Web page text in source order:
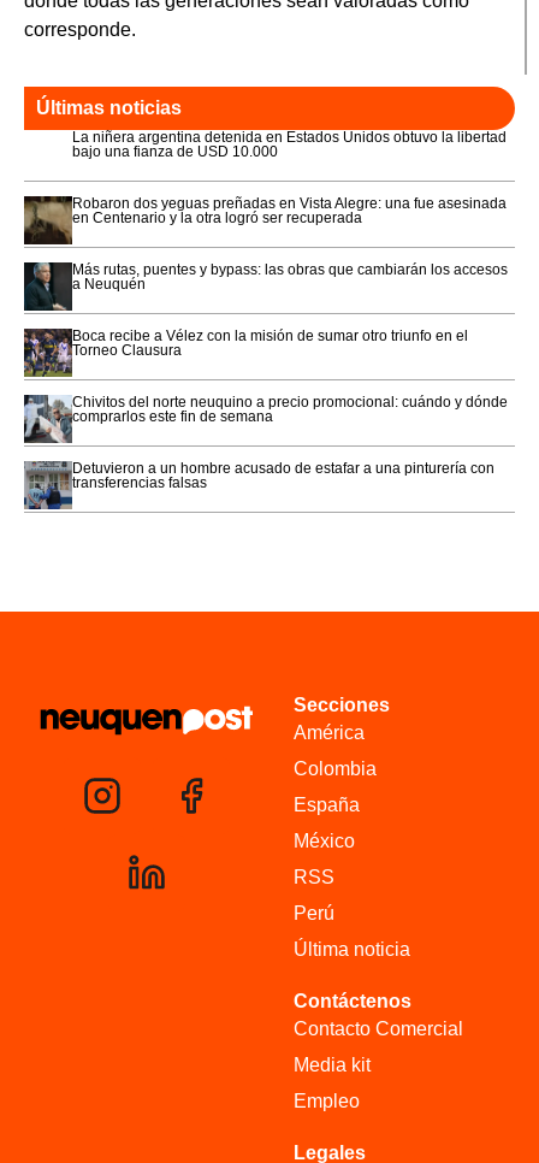
corresponde.
Últimas noticias
La niñera argentina detenida en Estados Unidos obtuvo la libertad
bajo una fianza de USD 10.000
Robaron dos yeguas preñadas en Vista Alegre: una fue asesinada
en Centenario y la otra logró ser recuperada
Más rutas, puentes y bypass: las obras que cambiarán los accesos
a Neuquén
Boca recibe a Vélez con la misión de sumar otro triunfo en el
Torneo Clausura
Chivitos del norte neuquino a precio promocional: cuándo y dónde
comprarlos este fin de semana
Detuvieron a un hombre acusado de estafar a una pinturería con
transferencias falsas
Secciones
América
Colombia
España
México
RSS
Perú
Última noticia
Contáctenos
Contacto Comercial
Media kit
Empleo
Legales